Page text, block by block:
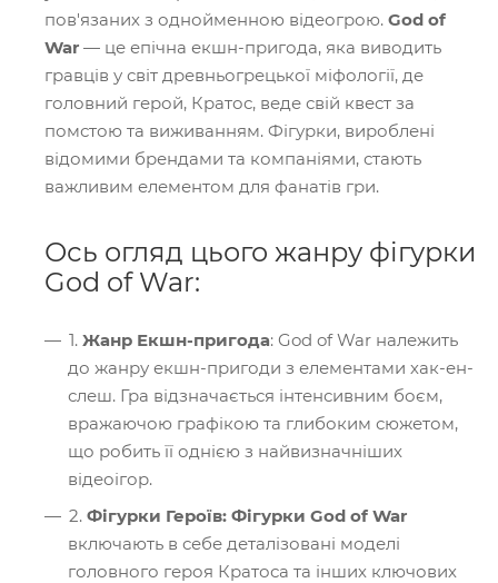
пов'язаних з однойменною відеогрою. God of
War — це епічна екшн-пригода, яка виводить
гравців у світ древньогрецької міфології, де
головний герой, Кратос, веде свій квест за
помстою та виживанням. Фігурки, вироблені
відомими брендами та компаніями, стають
важливим елементом для фанатів гри.
Ось огляд цього жанру фігурки
God of War:
1. Жанр Екшн-пригода: God of War належить
до жанру екшн-пригоди з елементами хак-ен-
слеш. Гра відзначається інтенсивним боєм,
вражаючою графікою та глибоким сюжетом,
що робить її однією з найвизначніших
відеоігор.
2. Фігурки Героїв: Фігурки God of War
включають в себе деталізовані моделі
головного героя Кратоса та інших ключових